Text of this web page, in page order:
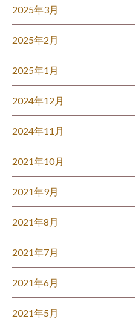
2025年3月
2025年2月
2025年1月
2024年12月
2024年11月
2021年10月
2021年9月
2021年8月
2021年7月
2021年6月
2021年5月